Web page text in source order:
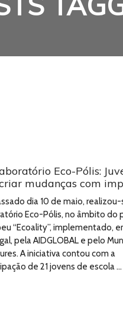
Eco-Pólis:
mudanças com
dia 10 de maio, realizou-
Eco-Pólis, no âmbito do
“Ecoality”, implementado,
pela AIDGLOBAL e pelo
A iniciativa contou com a
de 21 jovens de escola ...